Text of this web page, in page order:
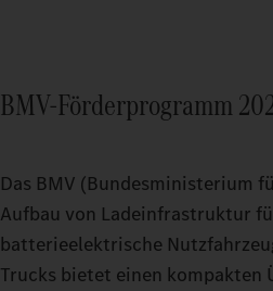
BMV-Förderprogramm
Das BMV (Bundesministerium
Aufbau von Ladeinfrastruktur
batterieelektrische
Trucks bietet einen kompakten